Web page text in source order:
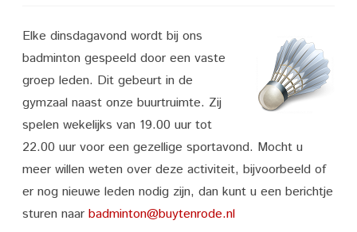
Elke dinsdagavond wordt bij ons
badminton gespeeld door een vaste
groep leden. Dit gebeurt in de
gymzaal naast onze buurtruimte. Zij
spelen wekelijks van 19.00 uur tot
22.00 uur voor een gezellige sportavond. Mocht u
meer willen weten over deze activiteit, bijvoorbeeld of
er nog nieuwe leden nodig zijn, dan kunt u een berichtje
sturen naar badminton@buytenrode.nl